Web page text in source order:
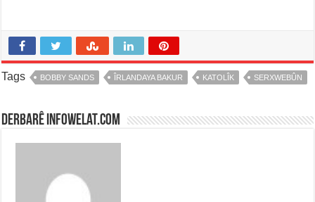
Tags BOBBY SANDS ÎRLANDAYA BAKUR KATOLÎK SERXWEBÛN
Derbarê infowelat.com